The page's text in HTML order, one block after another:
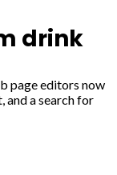
drink
page editors now
and a search for